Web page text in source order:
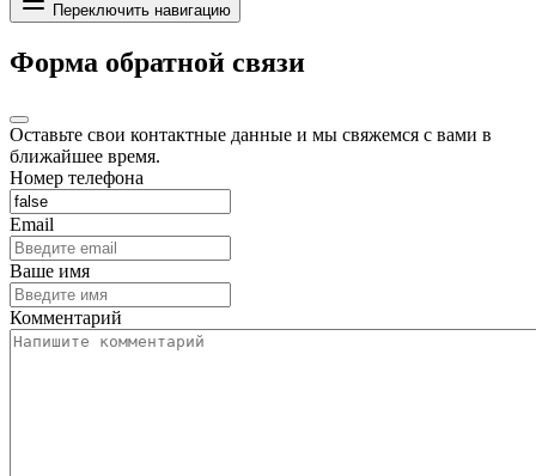
Переключить навигацию
Форма обратной связи
Оставьте свои контактные данные и мы свяжемся с вами в
ближайшее время.
Номер телефона
Email
Ваше имя
Комментарий